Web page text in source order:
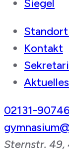
Siegel
Kontakt
Aktuelles
02131-
Sternstr. 49,